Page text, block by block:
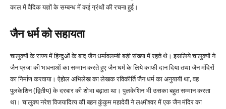
काल में वैदिक यज्ञों के सम्बन्ध में कई ग्रंथों की रचना हुई।
जैन धर्म को सहायता
चालुक्यों के राज्य में हिन्दुओं के बाद जैन धर्मावलम्बी बड़ी संख्या में रहते थे। इसलिये चालुक्यों ने
जैन प्रजा की भावनाओं का सम्मान करते हुए जैन धर्म के लिये काफी दान दिया तथा जैन मंदिरों
का निर्माण करवाया। ऐहोल अभिलेख का लेखक रविकीर्ति जैन धर्म का अनुयायी था, वह
पुलकेशिन (द्वितीय) के दरबार की शोभा बढ़ाता था। पुलकेशिन भी उसका बहुत सम्मान करता
था। चालुक्य नरेश विजयादित्य की बहन कुंकुम महादेवी ने लक्ष्मीश्वर में एक जैन मंदिर का